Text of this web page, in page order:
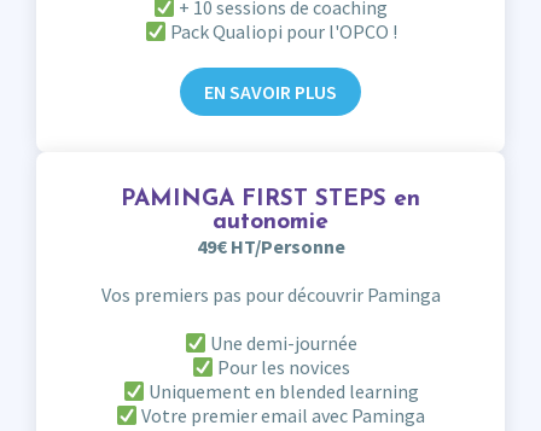
+ 10 sessions de coaching
Pack Qualiopi pour l'OPCO !
EN SAVOIR PLUS
PAMINGA FIRST STEPS en
autonomie
49€ HT/Personne
Vos premiers pas pour découvrir Paminga
Une demi-journée
Pour les novices
Uniquement en blended learning
Votre premier email avec Paminga